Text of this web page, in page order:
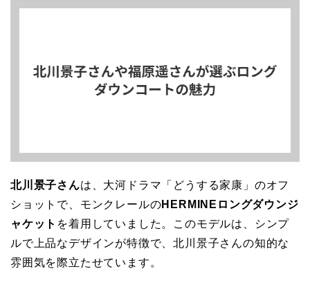
北川景子さんは、大河ドラマ「どうする家康」のオフ
ショットで、モンクレールのHERMINEロングダウンジ
ャケット を着用していました。このモデルは、シンプ
ルで上品なデザインが特徴で、北川景子さんの知的な
雰囲気を際立たせています。